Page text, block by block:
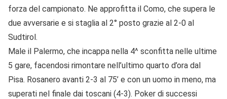
forza del campionato. Ne approfitta il Como, che supera le
due avversarie e si staglia al 2° posto grazie al 2-0 al
Sudtirol.
Male il Palermo, che incappa nella 4^ sconfitta nelle ultime
5 gare, facendosi rimontare nell’ultimo quarto d’ora dal
Pisa. Rosanero avanti 2-3 al 75’ e con un uomo in meno, ma
superati nel finale dai toscani (4-3). Poker di successi